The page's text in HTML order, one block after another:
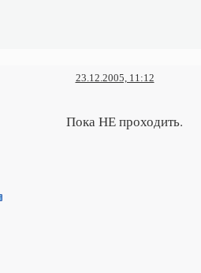
23.12.2005, 11:12
Пока НЕ проходить.